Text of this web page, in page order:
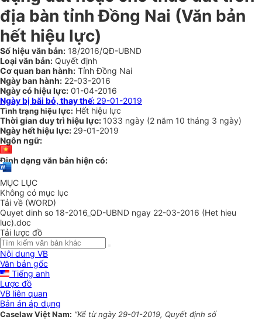
địa bàn tỉnh Đồng Nai (Văn bản
hết hiệu lực)
Số hiệu văn bản: 18/2016/QĐ-UBND
Loại văn bản: Quyết định
Cơ quan ban hành: Tỉnh Đồng Nai
Ngày ban hành: 22-03-2016
Ngày có hiệu lực: 01-04-2016
Ngày bị bãi bỏ, thay thế: 29-01-2019
Tình trạng hiệu lực: Hết hiệu lực
Thời gian duy trì hiệu lực: 1033 ngày (2 năm 10 tháng 3 ngày)
Ngày hết hiệu lực: 29-01-2019
Ngôn ngữ:
Định dạng văn bản hiện có:
MỤC LỤC
Không có mục lục
Tải về (WORD)
Quyet dinh so 18-2016_QD-UBND ngay 22-03-2016 (Het hieu
luc).doc
Tải lược đồ
Nội dung VB
Văn bản gốc
Tiếng anh
Lược đồ
VB liên quan
Bản án áp dụng
Caselaw Việt Nam: “Kể từ ngày 29-01-2019, Quyết định số